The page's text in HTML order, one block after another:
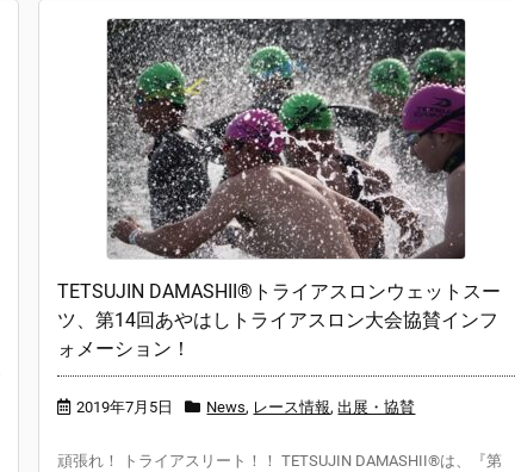
TETSUJIN DAMASHII®︎トライアスロンウェットスー
ツ、第14回あやはしトライアスロン大会協賛インフ
ォメーション！
2019年7月5日 News, レース情報,出展・協賛
頑張れ！ トライアスリート！！ TETSUJIN DAMASHII®︎は、『第